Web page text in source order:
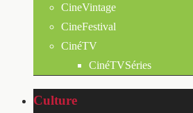
CineVintage
CineFestival
CinéTV
CinéTVSéries
Culture